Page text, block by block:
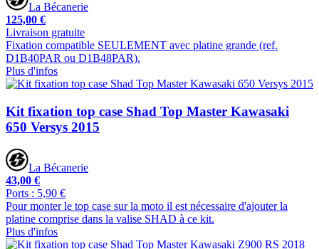
La Bécanerie
125,00 €
Livraison gratuite
Fixation compatible SEULEMENT avec platine grande (ref.
D1B40PAR ou D1B48PAR).
Plus d'infos
Kit fixation top case Shad Top Master Kawasaki
650 Versys 2015
La Bécanerie
43,00 €
Ports : 5,90 €
Pour monter le top case sur la moto il est nécessaire d'ajouter la
platine comprise dans la valise SHAD à ce kit.
Plus d'infos